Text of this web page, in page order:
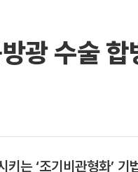
광 수술
는 ‘조기비관형화’ 기